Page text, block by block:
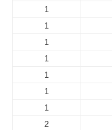
1
1
1
1
1
1
1
2